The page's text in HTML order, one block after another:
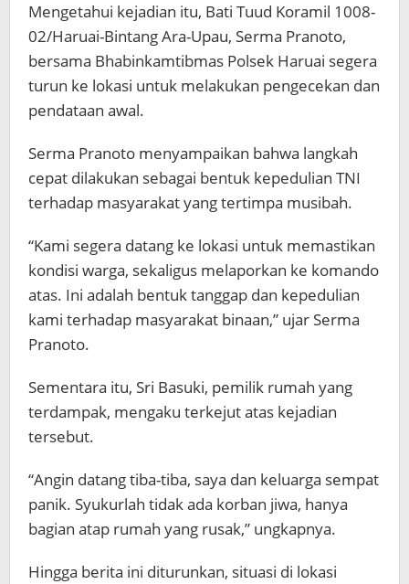
Mengetahui kejadian itu, Bati Tuud Koramil 1008-
02/Haruai-Bintang Ara-Upau, Serma Pranoto,
bersama Bhabinkamtibmas Polsek Haruai segera
turun ke lokasi untuk melakukan pengecekan dan
pendataan awal.
Serma Pranoto menyampaikan bahwa langkah
cepat dilakukan sebagai bentuk kepedulian TNI
terhadap masyarakat yang tertimpa musibah.
“Kami segera datang ke lokasi untuk memastikan
kondisi warga, sekaligus melaporkan ke komando
atas. Ini adalah bentuk tanggap dan kepedulian
kami terhadap masyarakat binaan,” ujar Serma
Pranoto.
Sementara itu, Sri Basuki, pemilik rumah yang
terdampak, mengaku terkejut atas kejadian
tersebut.
“Angin datang tiba-tiba, saya dan keluarga sempat
panik. Syukurlah tidak ada korban jiwa, hanya
bagian atap rumah yang rusak,” ungkapnya.
Hingga berita ini diturunkan, situasi di lokasi